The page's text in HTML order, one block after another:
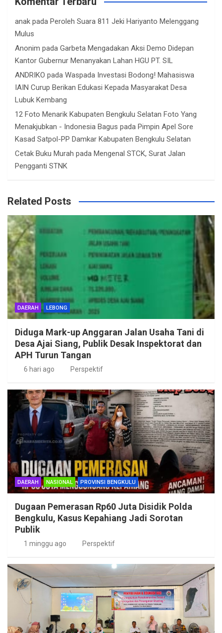
anak pada Peroleh Suara 811 Jeki Hariyanto Melenggang
Mulus
Anonim pada Garbeta Mengadakan Aksi Demo Didepan
Kantor Gubernur Menanyakan Lahan HGU PT. SIL
ANDRIKO pada Waspada Investasi Bodong! Mahasiswa
IAIN Curup Berikan Edukasi Kepada Masyarakat Desa
Lubuk Kembang
12 Foto Menarik Kabupaten Bengkulu Selatan Foto Yang
Menakjubkan - Indonesia Bagus pada Pimpin Apel Sore
Kasad Satpol-PP Damkar Kabupaten Bengkulu Selatan
Cetak Buku Murah pada Mengenal STCK, Surat Jalan
Pengganti STNK
Related Posts
DAERAH LEBONG
Diduga Mark-up Anggaran Jalan Usaha Tani di
Desa Ajai Siang, Publik Desak Inspektorat dan
APH Turun Tangan
6 hari ago Perspektif
DAERAH NASIONAL PROVINSI BENGKULU
Dugaan Pemerasan Rp60 Juta Disidik Polda
Bengkulu, Kasus Kepahiang Jadi Sorotan
Publik
1 minggu ago Perspektif